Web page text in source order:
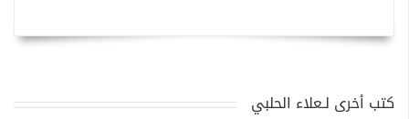
كتب أخرى لـعلاء الحلبي